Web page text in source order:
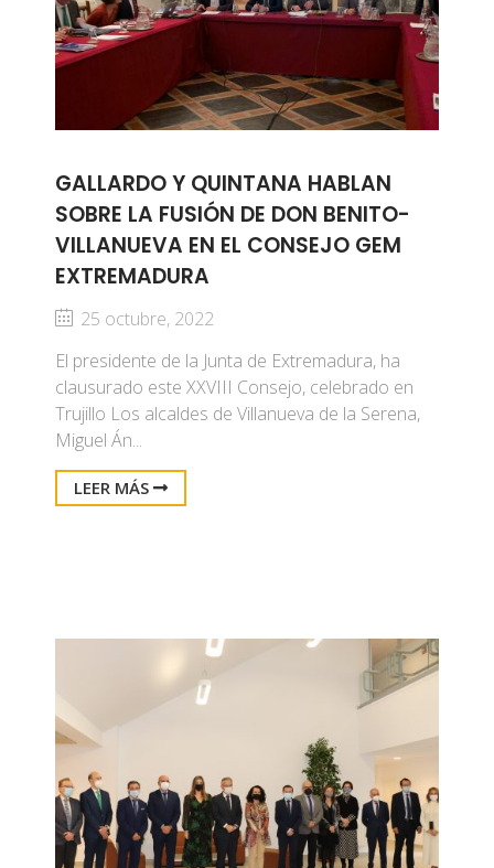
GALLARDO Y QUINTANA HABLAN
SOBRE LA FUSIÓN DE DON BENITO-
VILLANUEVA EN EL CONSEJO GEM
EXTREMADURA
25 octubre, 2022
El presidente de la Junta de Extremadura, ha
clausurado este XXVIII Consejo, celebrado en
Trujillo Los alcaldes de Villanueva de la Serena,
Miguel Án...
LEER MÁS